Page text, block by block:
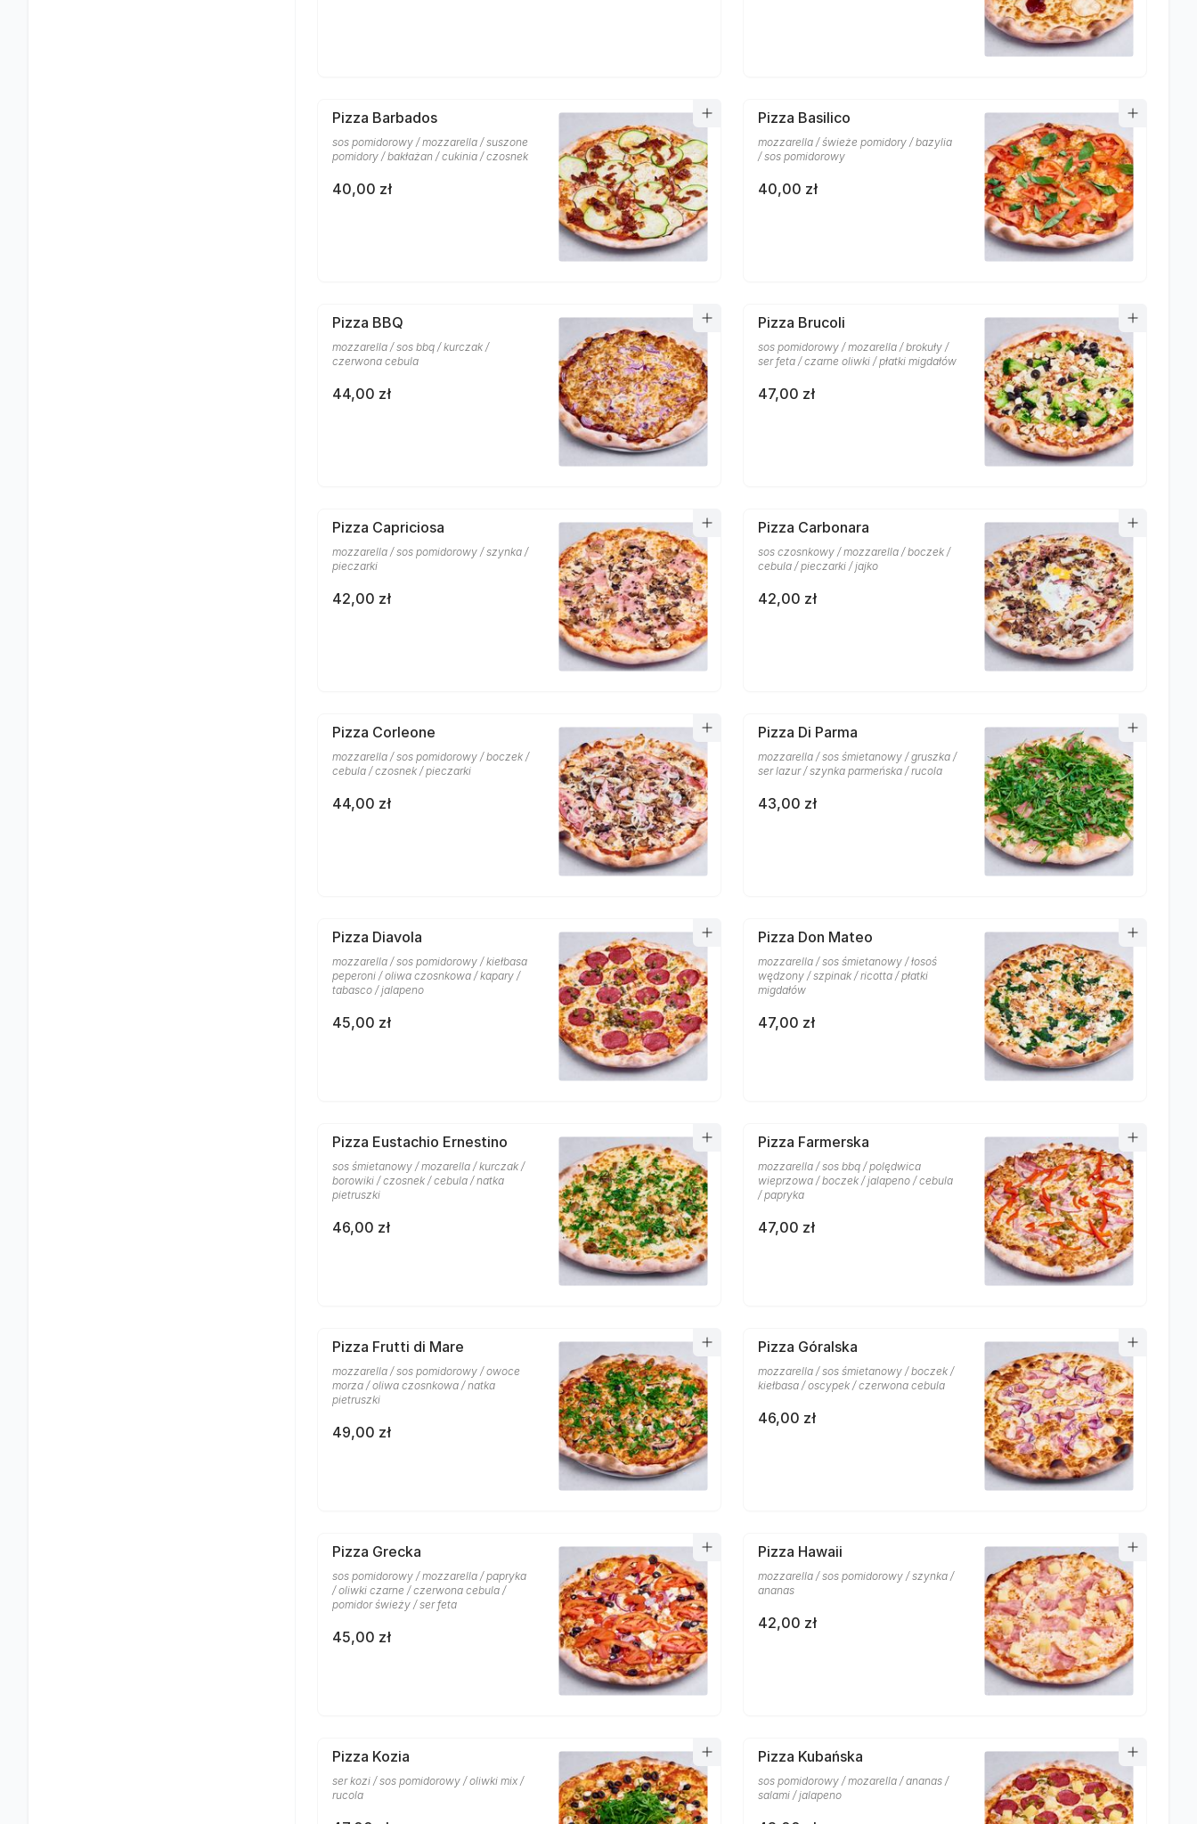
Pizza Barbados
sos pomidorowy / mozzarella / suszone
pomidory / bakłażan / cukinia / czosnek
40,00 zł
Pizza Basilico
mozzarella / świeże pomidory / bazylia
/ sos pomidorowy
40,00 zł
Pizza BBQ
mozzarella / sos bbq / kurczak /
czerwona cebula
44,00 zł
Pizza Brucoli
sos pomidorowy / mozarella / brokuły /
ser feta / czarne oliwki / płatki migdałów
47,00 zł
Pizza Capriciosa
mozzarella / sos pomidorowy / szynka /
pieczarki
42,00 zł
Pizza Carbonara
sos czosnkowy / mozzarella / boczek /
cebula / pieczarki / jajko
42,00 zł
Pizza Corleone
mozzarella / sos pomidorowy / boczek /
cebula / czosnek / pieczarki
44,00 zł
Pizza Di Parma
mozzarella / sos śmietanowy / gruszka /
ser lazur / szynka parmeńska / rucola
43,00 zł
Pizza Diavola
mozzarella / sos pomidorowy / kiełbasa
peperoni / oliwa czosnkowa / kapary /
tabasco / jalapeno
45,00 zł
Pizza Don Mateo
mozzarella / sos śmietanowy / łosoś
wędzony / szpinak / ricotta / płatki
migdałów
47,00 zł
Pizza Eustachio Ernestino
sos śmietanowy / mozarella / kurczak /
borowiki / czosnek / cebula / natka
pietruszki
46,00 zł
Pizza Farmerska
mozzarella / sos bbq / polędwica
wieprzowa / boczek / jalapeno / cebula
/ papryka
47,00 zł
Pizza Frutti di Mare
mozzarella / sos pomidorowy / owoce
morza / oliwa czosnkowa / natka
pietruszki
49,00 zł
Pizza Góralska
mozzarella / sos śmietanowy / boczek /
kiełbasa / oscypek / czerwona cebula
46,00 zł
Pizza Grecka
sos pomidorowy / mozzarella / papryka
/ oliwki czarne / czerwona cebula /
pomidor świeży / ser feta
45,00 zł
Pizza Hawaii
mozzarella / sos pomidorowy / szynka /
ananas
42,00 zł
Pizza Kozia
ser kozi / sos pomidorowy / oliwki mix /
rucola
Pizza Kubańska
sos pomidorowy / mozarella / ananas /
salami / jalapeno